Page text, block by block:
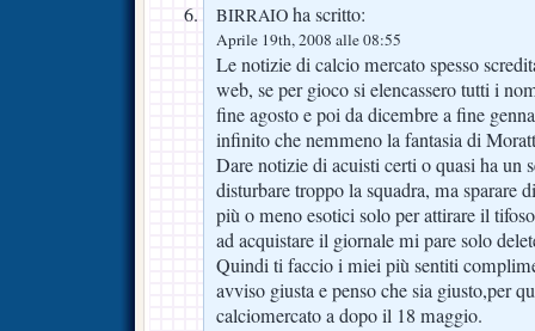
BIRRAIO ha scritto:
Aprile 19th, 2008 alle 08:55
Le notizie di calcio mercato spesso
web, se per gioco si elencassero tutti i
fine agosto e poi da dicembre a fine
infinito che nemmeno la fantasia di
Dare notizie di acuisti certi o quasi ha un
disturbare troppo la squadra, ma sparare
più o meno esotici solo per attirare il
ad acquistare il giornale mi pare solo
Quindi ti faccio i miei più sentiti
avviso giusta e penso che sia giusto,per
calciomercato a dopo il 18 maggio.